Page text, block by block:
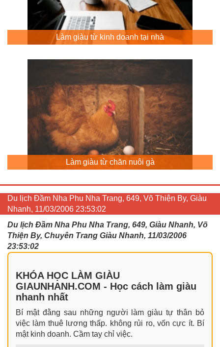
Làm giàu từ kinh doanh tại nhà
Làm giàu từ chăn nuôi gà
Du lịch Đầm Nha Phu Nha Trang, 649, Võ Thiện By, Giàu
Nhanh, 11/03/2006 23:53:02
Du lịch Đầm Nha Phu Nha Trang, 649, Giàu Nhanh, Võ
Thiện By, Chuyên Trang Giàu Nhanh, 11/03/2006
23:53:02
KHÓA HỌC LÀM GIÀU
GIAUNHANH.COM - Học cách làm giàu
nhanh nhất
Bí mật đằng sau những người làm giàu tự thân bỏ
việc làm thuê lương thấp. không rủi ro, vốn cực ít. Bí
mật kinh doanh. Cầm tay chỉ việc.